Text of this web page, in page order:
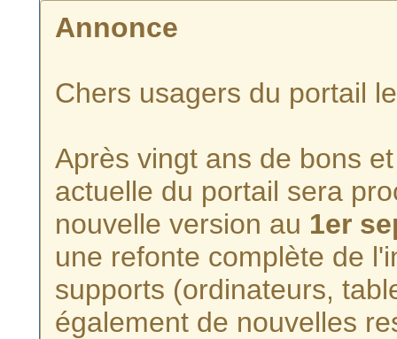
Annonce
Chers usagers du portail
Après vingt ans de bons
actuelle du portail sera
nouvelle version au 1er
une refonte complète de
supports (ordinateurs,
également de nouvelles